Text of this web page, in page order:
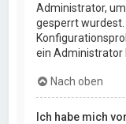
Administrator,
gesperrt wurdest.
ein Administrator
Nach oben
Ich habe mich